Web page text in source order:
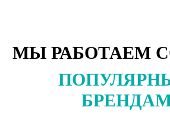
МЫ РАБОТАЕМ